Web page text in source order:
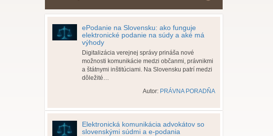
ePodanie na Slovensku: ako funguje
elektronické podanie na súdy a aké má
výhody
Digitalizácia verejnej správy prináša nové
možnosti komunikácie medzi občanmi, právnikmi
a štátnymi inštitúciami. Na Slovensku patrí medzi
dôležité…
Autor: PRÁVNA PORADŇA
Elektronická komunikácia advokátov so
slovenskými súdmi a e-podania